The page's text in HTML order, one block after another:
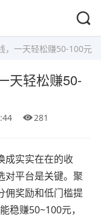
，一天轻松赚50-100元
天轻松赚50-
281
成实实在在的收
对平台是关键。聚
佣奖励和低门槛提
稳赚50~100元，